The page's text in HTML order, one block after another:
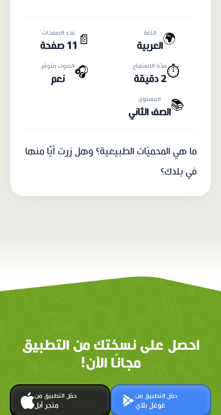
🌍 اللغة
العربية 📄
عدد الصفحات
11 صفحة
⏱️مدّة الاستماع
2 دقيقة
🎧الصوت متوفّر
نعم
📚 المستوى
الصف الثاني
ما هي المحميّات الطبيعية؟ وهل زرت أيًّا منها
في بلدك؟
احصل على نسختك من التطبيق
مجانًا الآن!
حمّل التطبيق من
متجر أبل
حمّل التطبيق من
غوغل بلاي